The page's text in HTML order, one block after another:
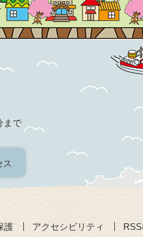
まで
ス
護 アクセシビリティ